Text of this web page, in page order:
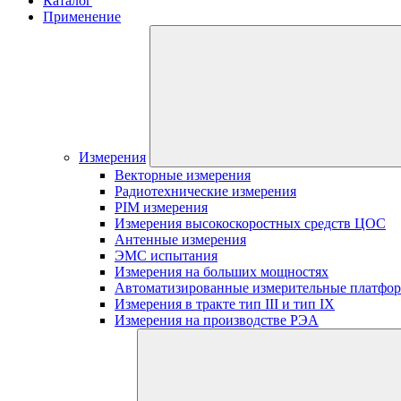
Применение
Измерения
Векторные измерения
Радиотехнические измерения
PIM измерения
Измерения высокоскоростных средств ЦОС
Антенные измерения
ЭМС испытания
Измерения на больших мощностях
Автоматизированные измерительные
Измерения в тракте тип III и тип IX
Измерения на производстве РЭА